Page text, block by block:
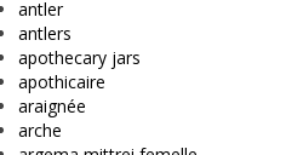
antler
antlers
apothecary jars
apothicaire
araignée
arche